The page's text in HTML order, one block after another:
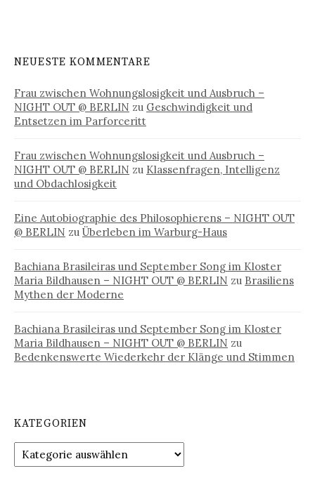
NEUESTE KOMMENTARE
Frau zwischen Wohnungslosigkeit und Ausbruch –
NIGHT OUT @ BERLIN zu Geschwindigkeit und
Entsetzen im Parforceritt
Frau zwischen Wohnungslosigkeit und Ausbruch –
NIGHT OUT @ BERLIN zu Klassenfragen, Intelligenz
und Obdachlosigkeit
Eine Autobiographie des Philosophierens – NIGHT OUT
@ BERLIN zu Überleben im Warburg-Haus
Bachiana Brasileiras und September Song im Kloster
Maria Bildhausen – NIGHT OUT @ BERLIN zu Brasiliens
Mythen der Moderne
Bachiana Brasileiras und September Song im Kloster
Maria Bildhausen – NIGHT OUT @ BERLIN zu
Bedenkenswerte Wiederkehr der Klänge und Stimmen
KATEGORIEN
Kategorien